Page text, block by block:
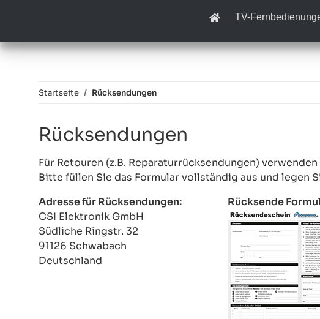
TV-
Startseite Rücksendungen
Rücksendungen
Für Retouren (z.B. Reparaturrücksendungen)
Bitte füllen Sie das Formular vollständig aus und legen
Adresse für Rücksendungen:
CSI Elektronik GmbH
Südliche Ringstr. 32
91126 Schwabach
Deutschland
Rücksende